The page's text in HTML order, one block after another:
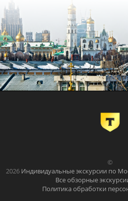
©
2026 Индивидуальные экскурсии по
Все обзорные
Политика обработки